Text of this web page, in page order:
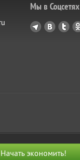
Мы в Соцсетях